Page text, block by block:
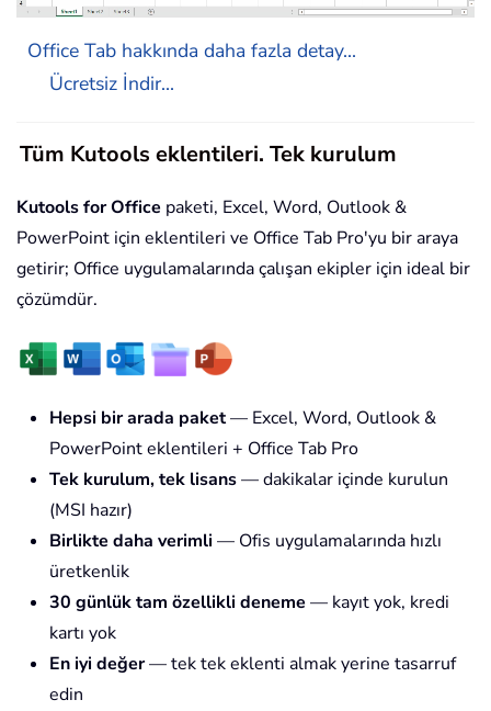
Office Tab hakkında daha fazla detay...
Ücretsiz İndir...
Tüm Kutools eklentileri. Tek kurulum
Kutools for Office paketi, Excel, Word, Outlook &
PowerPoint için eklentileri ve Office Tab Pro'yu bir araya
getirir; Office uygulamalarında çalışan ekipler için ideal bir
çözümdür.
Hepsi bir arada paket— Excel, Word, Outlook &
PowerPoint eklentileri + Office Tab Pro
Tek kurulum, tek lisans— dakikalar içinde kurulun
(MSI hazır)
Birlikte daha verimli — Ofis uygulamalarında hızlı
üretkenlik
30 günlük tam özellikli deneme — kayıt yok, kredi
kartı yok
En iyi değer— tek tek eklenti almak yerine tasarruf
edin